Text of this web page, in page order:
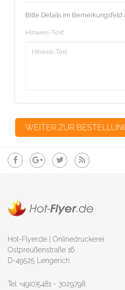
Bitte Details im Bemerkungsfeld
Hinweis-Text
Hot-Flyer.de | Onlinedruckerei
Ostpreußenstraße 16
D-49525 Lengerich
Tel: +49(0)5481 - 3029798